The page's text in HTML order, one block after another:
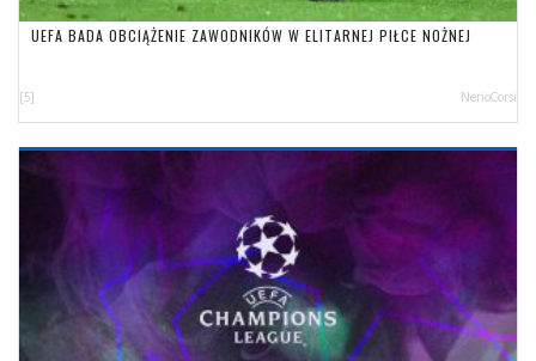
UEFA BADA OBCIĄŻENIE ZAWODNIKÓW W ELITARNEJ PIŁCE NOŻNEJ
[5] NerioCorsi